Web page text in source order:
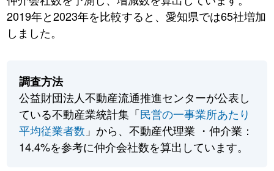
2019年と2023年を比較すると、愛知県では65社増加
しました。
調査方法
公益財団法人不動産流通推進センターが公表し
ている不動産業統計集「民営の一事業所あたり
平均従業者数 」から、不動産代理業 ・仲介業：
14.4%を参考に仲介会社数を算出しています。